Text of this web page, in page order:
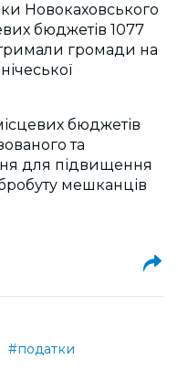
Новокаховського
бюджетів 1077
громади на
бюджетів
та
для підвищення
мешканців
#податки